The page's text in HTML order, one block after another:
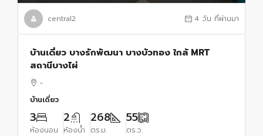
central2 4 วัน ที่ผ่านมา
บ้านเดี่ยว บางรักพัฒนา บางบัวทอง ใกล้ MRT
สถานีบางไผ่
-
บ้านเดี่ยว
3
ห้องนอน
2
ห้องน้ำ
268
ตร.ม.
55
ตร.ว.